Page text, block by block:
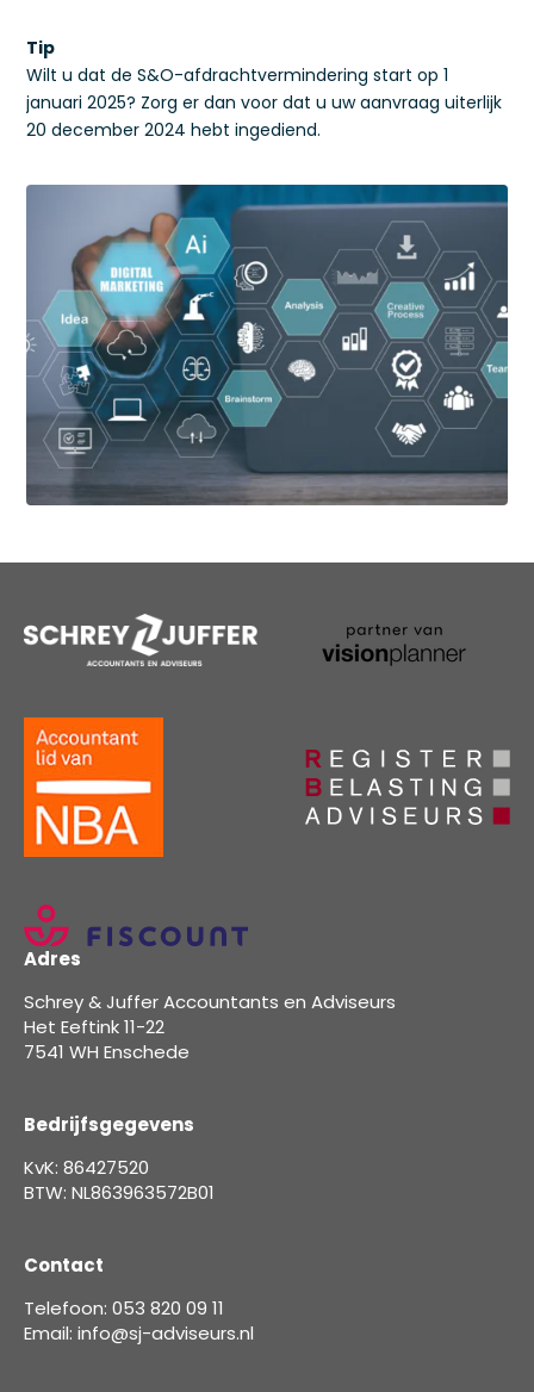
Tip
Wilt u dat de S&O-afdrachtvermindering start op 1
januari 2025? Zorg er dan voor dat u uw aanvraag uiterlijk
20 december 2024 hebt ingediend.
Adres
Schrey & Juffer Accountants en Adviseurs
Het Eeftink 11-22
7541 WH Enschede
Bedrijfsgegevens
KvK: 86427520
BTW: NL863963572B01
Contact
Telefoon: 053 820 09 11
Email: info@sj-adviseurs.nl